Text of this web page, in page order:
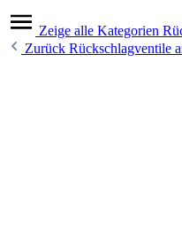
Zeige alle Kategorien
Zurück Rückschlagventile